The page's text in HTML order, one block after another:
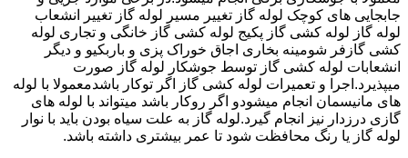
جابجایی های کوچک لوله گاز تغییر مسیر لوله گاز تغییر انشعاب
لوله گاز لوله کشی گاز پکیج لوله کشی گاز خانگی و تجاری لوله
کشی گازفر شومینه بخاری اجاق خوراک پزی و باربکیو و دیگر
انشعابات لوله کشی گاز توسط جوشکار لوله گاز صورت
میپذیرد.اجرا و تعمیرات لوله کشی گاز اگر توکار باشدمعمولا با لوله
های مانیسمان انجام میشودو اگر روکار باشد میتواند با لوله های
گازی درزدار نیز انجام گیرد.لوله گاز به علت سیاه بودن باید با نوار
لوله گاز یا رنگ محافظت شود تا عمر بیشتری داشته باشد.